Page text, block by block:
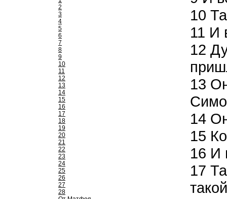
2
3
4
5
6
7
8
9
10
11
12
13
14
15
16
17
18
19
20
21
22
23
24
25
26
27
28
10
11 И
12
13
14
15
16 И
17